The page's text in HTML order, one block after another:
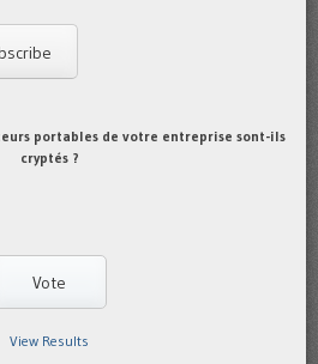
portables de votre entreprise sont-ils
cryptés ?
View Results